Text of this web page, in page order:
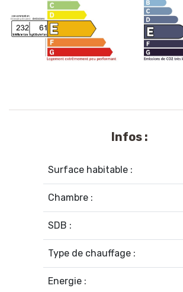
Infos :
Surface habitable :
Chambre :
SDB :
Type de chauffage :
Energie :